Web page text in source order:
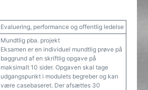
Evaluering, performance og offentlig ledelse
Mundtlig pba. projekt
Eksamen er en individuel mundtlig prøve på
baggrund af en skriftlig opgave på
maksimalt 10 sider. Opgaven skal tage
udgangspunkt i modulets begreber og kan
være casebaseret. Der afsættes 30